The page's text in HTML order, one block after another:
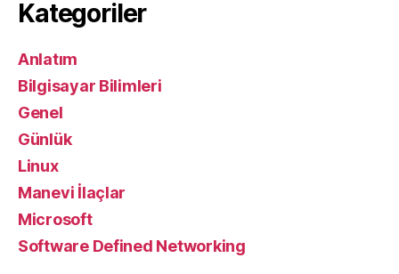
Kategoriler
Anlatım
Bilgisayar Bilimleri
Genel
Günlük
Linux
Manevi İlaçlar
Microsoft
Software Defined Networking